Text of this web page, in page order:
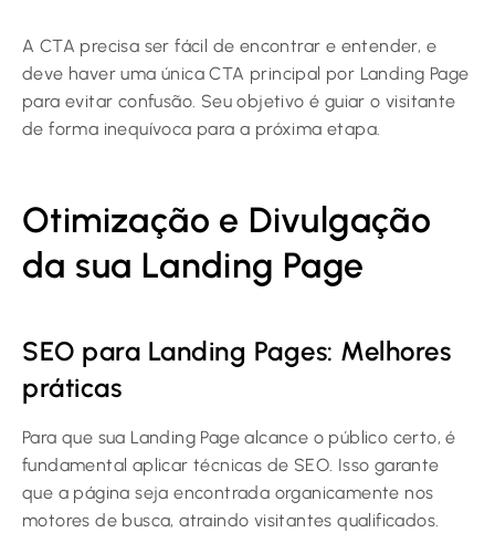
A CTA precisa ser fácil de encontrar e entender, e
deve haver uma única CTA principal por Landing Page
para evitar confusão. Seu objetivo é guiar o visitante
de forma inequívoca para a próxima etapa.
Otimização e Divulgação
da sua Landing Page
SEO para Landing Pages: Melhores
práticas
Para que sua Landing Page alcance o público certo, é
fundamental aplicar técnicas de SEO. Isso garante
que a página seja encontrada organicamente nos
motores de busca, atraindo visitantes qualificados.